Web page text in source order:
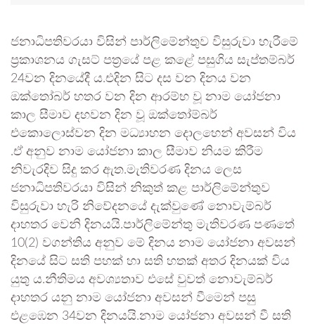
ජනාධිපතිවරයා විසින් පාර්ලිමේන්තුව විසුරුවා හැරීමේ
ප්‍රකාශනය ගැසට් පත්‍රයේ පළ කළේ පසුගිය සැප්තම්බර්
24වන දිනයේදී ය.එදින සිට දස වන දිනය වන
ඔක්තෝබර් හතර වන දින ආරම්භ වූ නාම යෝජනා
කාල සීමාව දහවන දින වූ ඔක්තෝම්බර්
එකොලොස්වන දින මධ්‍යාහන දොලහෙන් අවසන් විය
.ඒ අනුව නාම යෝජනා කාල සීමාව නියම කිරීම
නිවැරදිව සිදු කර ඇත.මැතිවරණ දිනය ලෙස
ජනාධිපතිවරයා විසින් නිකුත් කළ පාර්ලිමේන්තුව
විසුරුවා හැරි නිවේදනයේ දැක්වුණේ නොවැම්බර්
දාහතර වෙනි දිනයයි.පාර්ලිමේන්‍තු මැතිවරණ පණතේ
10(2) වගන්තිය අනුව මේ දිනය නාම යෝජනා අවසන්
දිනයේ සිට සති පහක් හා සති හතක් අතර දිනයක් විය
යුතු ය.නීතිමය අවශ්‍යතාව එසේ වුවත් නොවැම්බර්
දාහතර යනු නාම යෝජනා අවසන් වීමෙන් පසු
එළඹෙන 34වන දිනයයි.නාම යෝජනා අවසන් වී සති